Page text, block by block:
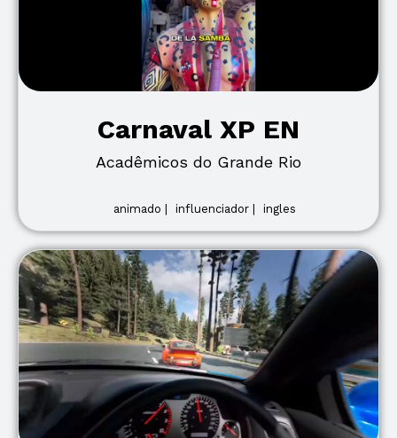
Carnaval XP EN
Acadêmicos do Grande Rio
animado | influenciador | ingles